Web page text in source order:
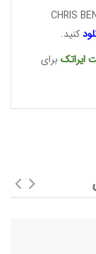
کنید.
ایراتک برای